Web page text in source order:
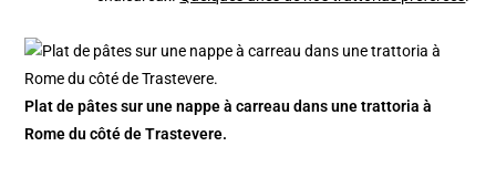
Plat de pâtes sur une nappe à carreau dans une trattoria à
Rome du côté de Trastevere.